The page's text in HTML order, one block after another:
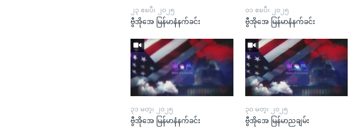
၂၃ ဧၿပီ၊ ၂၀၂၅
ဗွီအိုအေ မြန်မာနံနက်ခင်း
၀၁ ဧၿပီ၊ ၂၀၂၅
ဗွီအိုအေ မြန်မာနံနက်ခင်း
၃၁ မတ္၊ ၂၀၂၅
ဗွီအိုအေ မြန်မာနံနက်ခင်း
၃၀ မတ္၊ ၂၀၂၅
ဗွီအိုအေ မြန်မာညချမ်း